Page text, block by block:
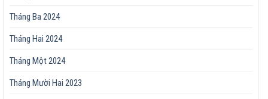
Tháng Ba 2024
Tháng Hai 2024
Tháng Một 2024
Tháng Mười Hai 2023